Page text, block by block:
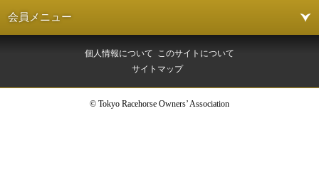
会員メニュー
個人情報について このサイトについて
サイトマップ
© Tokyo Racehorse Owners’ Association